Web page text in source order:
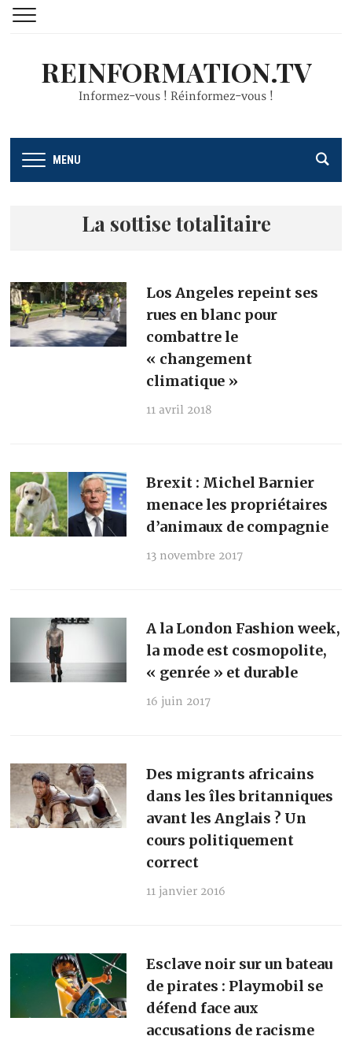
REINFORMATION.TV
Informez-vous ! Réinformez-vous !
MENU
La sottise totalitaire
Los Angeles repeint ses
rues en blanc pour
combattre le
« changement
climatique »
11 avril 2018
Brexit : Michel Barnier
menace les propriétaires
d’animaux de compagnie
13 novembre 2017
A la London Fashion week,
la mode est cosmopolite,
« genrée » et durable
16 juin 2017
Des migrants africains
dans les îles britanniques
avant les Anglais ? Un
cours politiquement
correct
11 janvier 2016
Esclave noir sur un bateau
de pirates : Playmobil se
défend face aux
accusations de racisme